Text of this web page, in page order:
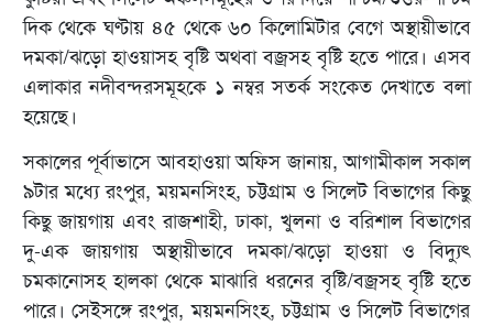
দিক থেকে ঘণ্টায় ৪৫ থেকে ৬০ কিলোমিটার বেগে অস্থায়ীভাবে
দমকা/ঝড়ো হাওয়াসহ বৃষ্টি অথবা বজ্রসহ বৃষ্টি হতে পারে। এসব
এলাকার নদীবন্দরসমূহকে ১ নম্বর সতর্ক সংকেত দেখাতে বলা
হয়েছে।
সকালের পূর্বাভাসে আবহাওয়া অফিস জানায়, আগামীকাল সকাল
৯টার মধ্যে রংপুর, ময়মনসিংহ, চট্টগ্রাম ও সিলেট বিভাগের কিছু
কিছু জায়গায় এবং রাজশাহী, ঢাকা, খুলনা ও বরিশাল বিভাগের
দু-এক জায়গায় অস্থায়ীভাবে দমকা/ঝড়ো হাওয়া ও বিদ্যুৎ
চমকানোসহ হালকা থেকে মাঝারি ধরনের বৃষ্টি/বজ্রসহ বৃষ্টি হতে
পারে। সেইসঙ্গে রংপুর, ময়মনসিংহ, চট্টগ্রাম ও সিলেট বিভাগের